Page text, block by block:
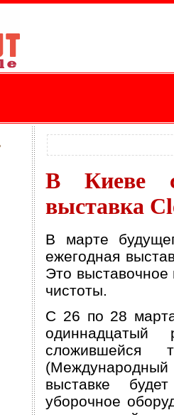
В Киеве
выставка
В марте
ежегодная
Это выставочное
чистоты.
С 26 по 28
сложившейся
выставке
уборочное